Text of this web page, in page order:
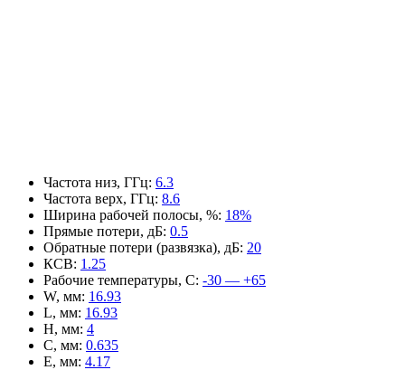
Частота низ, ГГц: 6.3
Частота верх, ГГц: 8.6
Ширина рабочей полосы, %: 18%
Прямые потери, дБ: 0.5
Обратные потери (развязка), дБ: 20
КСВ: 1.25
Рабочие температуры, С: -30 — +65
W, мм: 16.93
L, мм: 16.93
H, мм: 4
C, мм: 0.635
E, мм: 4.17